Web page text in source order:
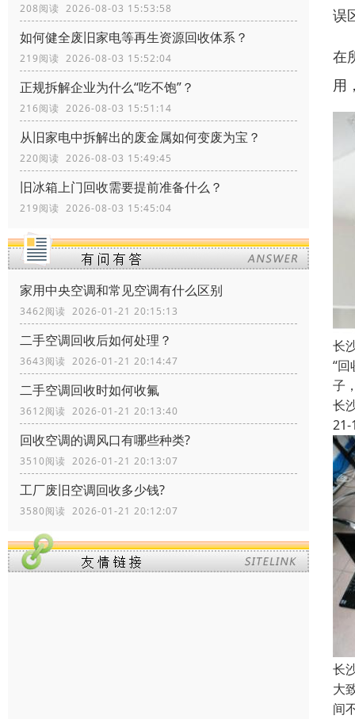
208阅读 2026-08-03 15:53:58
如何健全废旧家电等再生资源回收体系？
219阅读 2026-08-03 15:52:04
正规拆解企业为什么“吃不饱”？
216阅读 2026-08-03 15:51:14
从旧家电中拆解出的废金属如何变废为宝？
220阅读 2026-08-03 15:49:45
旧冰箱上门回收需要提前准备什么？
219阅读 2026-08-03 15:45:04
家用中央空调和常见空调有什么区别
3462阅读 2026-01-21 20:15:13
二手空调回收后如何处理？
3643阅读 2026-01-21 20:14:47
二手空调回收时如何收氟
3612阅读 2026-01-21 20:13:40
回收空调的调风口有哪些种类?
3510阅读 2026-01-21 20:13:07
工厂废旧空调回收多少钱?
3580阅读 2026-01-21 20:12:07
误
在
用
长
“
子
长
21-
长
大
间